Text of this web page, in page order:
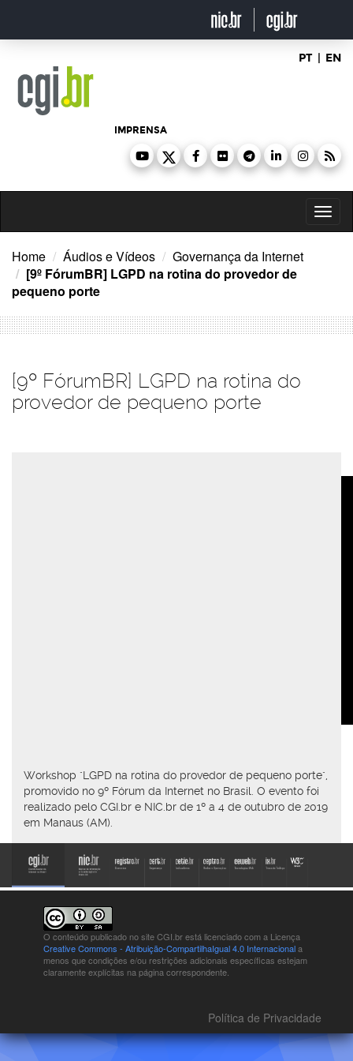
o
PT | EN
IMPRENSA
Home Áudios e Vídeos
Governança da Internet
[9º FórumBR] LGPD na rotina do provedor de
pequeno porte
[9º FórumBR] LGPD na rotina do
provedor de pequeno porte
Workshop "LGPD na rotina do provedor de pequeno porte",
promovido no 9º Fórum da Internet no Brasil. O evento foi
realizado pelo CGI.br e NIC.br de 1º a 4 de outubro de 2019
em Manaus (AM).
O conteúdo publicado no site CGI.br está licenciado com a Licença
Creative Commons - Atribuição-CompartilhaIgual 4.0 Internacionala
menos que condições e/ou restrições adicionais específicas estejam
claramente explícitas na página correspondente.
Política de Privacidade